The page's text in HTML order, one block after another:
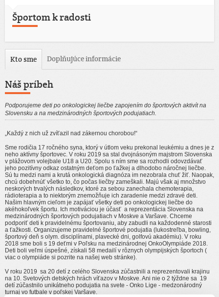
Športom k radosti
Kto sme Doplňujúce informácie
Náš príbeh
Podporujeme deti po onkologickej liečbe zapojením do športových aktivít na
Slovensku a na medzinárodných športových podujatiach.
„Každý z nich už zvíťazil nad zákernou chorobou!“
Sme rodičia 17 ročného syna, ktorý v útlom veku prekonal leukémiu a dnes je z
neho aktívny športovec. V roku 2019 sa stal dvojnásoným majstrom Slovenska
v plážovom volejbale U18 a U20. Spolu s ním sme sa rozhodli odovzdávať
jeho pozitívny odkaz ostatným deťom po ťažkej a dlhodobo náročnej liečbe.
Sú tu medzi nami a krutá onkologická diagnóza im nezobrala chuť žiť. Naopak,
chcú dobehnúť všetko to, čo počas liečby zameškali. Majú však aj množstvo
neskorých trvalých následkov, ktoré za sebou zanechala chemoterapia,
rádioterapia a to niektorým znemožňuje ich zaradenie medzi zdravé deti.
Našim hlavným cieľom je zapájať všetky deti po onkologickej liečbe do
akéhokoľvek športu. Ich motiváciou je účasť a reprezentácia Slovenska na
medzinárodných športových podujatiach v Moskve a Varšave. Chceme
podporiť deti k pravidelnému športovaniu, aby zabudli na každodenné starosti
a ťažkosti. Organizujeme pravidelné športové podujatia (lukostreľba, bowling,
športový deň s olym. disciplínami, plavecké dni, golfovú akadémiu). V roku
2018 sme boli s 19 deťmi v Poľsku na medzinárodnej OnkoOlympiáde 2018.
Deti boli veľmi úspešné, získali 58 medailí v rôznych olympijských športoch (
viac o olympiáde si pozrite na našej web stránke).
V roku 2019 sa 20 detí z celého Slovenska zúčastnili a reprezentovali krajinu
na 10. Svetových detských hrách víťazov v Moskve. Ani nie o 2 týždne sa 19
detí zúčastnilo unikátneho podujatia na svete - Onko Lige - medzonárodný
turnaj vo futbale v poľskej Varšave.